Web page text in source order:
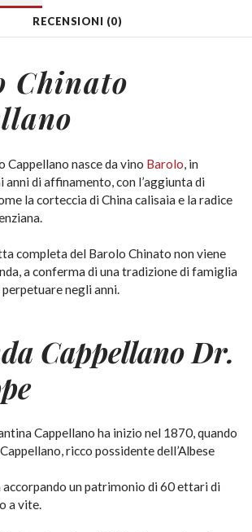
RECENSIONI (0)
Chinato
Cappellano nasce da vino Barolo , in
anni di affinamento, con l’aggiunta di
la corteccia di China calisaia e la radice
completa del Barolo Chinato non viene
a conferma di una tradizione di famiglia
negli anni.
Cappellano Dr.
Cappellano ha inizio nel 1870, quando
ricco possidente dell’Albese
accorpando un patrimonio di 60 ettari di
a vite.